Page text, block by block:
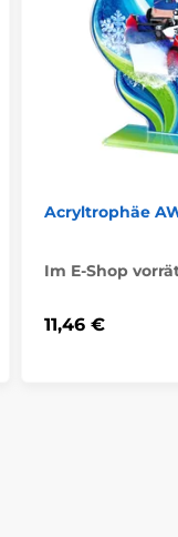
Acryltrophäe
Im E-Shop
11,46 €